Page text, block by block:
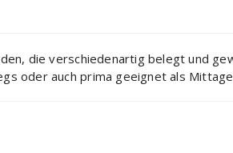
die verschiedenartig belegt und
oder auch prima geeignet als